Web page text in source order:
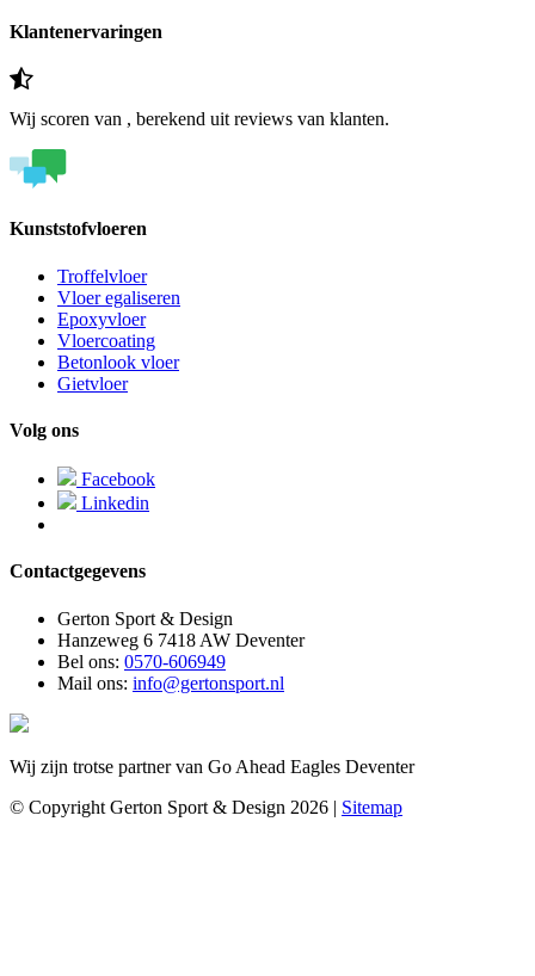
Klantenervaringen
Wij scoren van , berekend uit reviews van klanten.
Kunststofvloeren
Troffelvloer
Vloer egaliseren
Epoxyvloer
Vloercoating
Betonlook vloer
Gietvloer
Volg ons
Facebook
Linkedin
Contactgegevens
Gerton Sport & Design
Hanzeweg 6 7418 AW Deventer
Bel ons: 0570-606949
Mail ons: info@gertonsport.nl
Wij zijn trotse partner van Go Ahead Eagles Deventer
© Copyright Gerton Sport & Design 2026 | Sitemap